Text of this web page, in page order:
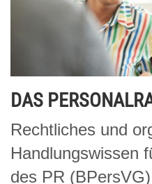
DAS
Rechtliches und
Handlungswissen
des PR (BPersVG)